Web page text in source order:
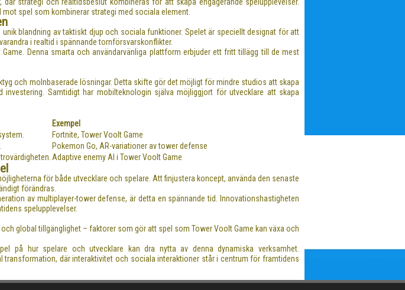
mot spel som kombinerar strategi med sociala element.
blandning av taktiskt djup och sociala funktioner. Spelet är speciellt designat för att
i realtid i spännande tornförsvarskonflikter.
Denna smarta och användarvänliga plattform erbjuder ett fritt tillägg till de mest
och molnbaserade lösningar. Detta skifte gör det möjligt för mindre studios att skapa
Samtidigt har mobilteknologin själva möjliggjort för utvecklare att skapa
Exempel
Fortnite, Tower Voolt Game
Pokemon Go, AR-variationer av tower defense
Adaptive enemy AI i Tower Voolt Game
för både utvecklare och spelare. Att finjustera koncept, använda den senaste
förändras.
av multiplayer-tower defense, är detta en spännande tid. Innovationshastigheten
spelupplevelser.
global tillgänglighet – faktorer som gör att spel som Tower Voolt Game kan växa och
på hur spelare och utvecklare kan dra nytta av denna dynamiska verksamhet.
där interaktivitet och sociala interaktioner står i centrum för framtidens